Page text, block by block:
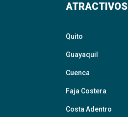
ATRACTIVOS
Quito
Guayaquil
Cuenca
Faja Costera
Costa Adentro